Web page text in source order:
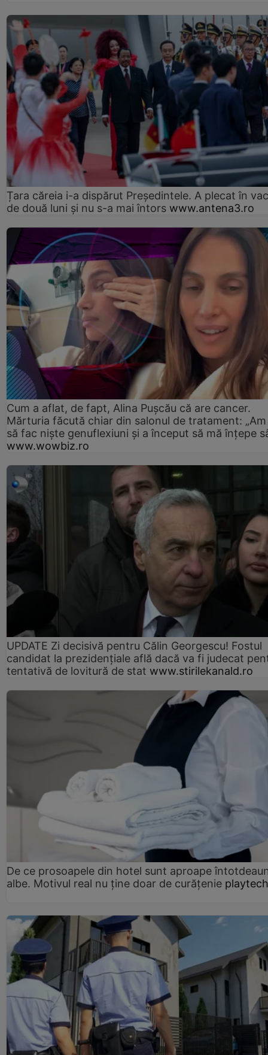
Țara căreia i-a dispărut Președintele. A plecat în
de două luni și nu s-a mai întors www.antena3.ro
Cum a aflat, de fapt, Alina Pușcău că are cancer.
Mărturia făcută chiar din salonul de tratament:
să fac niște genuflexiuni și a început să mă înțepe
www.wowbiz.ro
UPDATE Zi decisivă pentru Călin Georgescu! Fostul
candidat la prezidențiale află dacă va fi judecat
tentativă de lovitură de stat www.stirilekanald.ro
De ce prosoapele din hotel sunt aproape
albe. Motivul real nu ține doar de curățenie